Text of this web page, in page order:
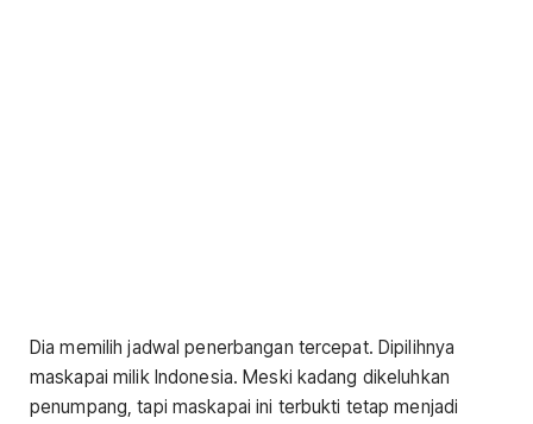
Dia memilih jadwal penerbangan tercepat. Dipilihnya
maskapai milik Indonesia. Meski kadang dikeluhkan
penumpang, tapi maskapai ini terbukti tetap menjadi